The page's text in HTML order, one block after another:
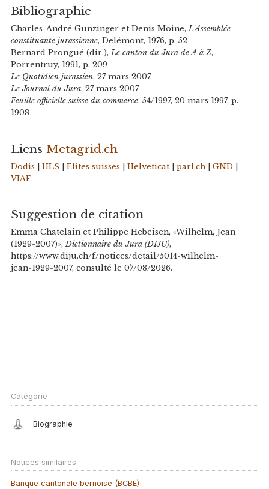
Bibliographie
Charles-André Gunzinger et Denis Moine,L'Assemblée
constituante jurassienne, Delémont, 1976, p. 52
Bernard Prongué (dir.),Le canton du Jura de A à Z,
Porrentruy, 1991, p. 209
Le Quotidien jurassien, 27 mars 2007
Le Journal du Jura, 27 mars 2007
Feuille officielle suisse du commerce, 54/1997, 20 mars 1997, p.
1908
Liens Metagrid.ch
Dodis HLS Elites suisses Helveticat| parl.ch| GND
VIAF
Suggestion de citation
Emma Chatelain et Philippe Hebeisen, «Wilhelm, Jean
(1929-2007)»,Dictionnaire du Jura (DIJU),
https://www.diju.ch/f/notices/detail/5014-wilhelm-
jean-1929-2007, consulté le 07/08/2026.
Catégorie
Biographie
Notices similaires
Banque cantonale bernoise (BCBE)